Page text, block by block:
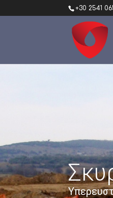
+30 2541